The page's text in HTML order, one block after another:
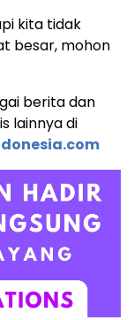
kita tidak
besar, mohon
berita dan
lainnya di